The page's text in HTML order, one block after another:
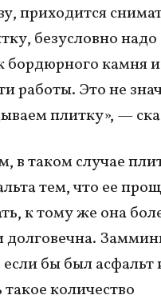
приходится
безусловно надо
бордюрного камня и
работы. Это не
плитку», —
в таком случае
тем, что ее
к тому же она
долговечна.
бы был асфальт
количество